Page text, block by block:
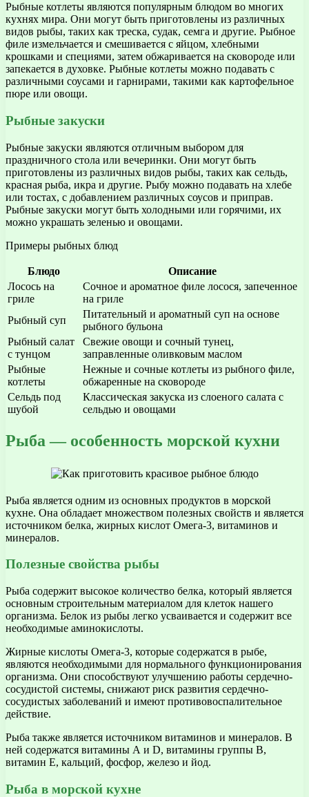
Рыбные котлеты являются популярным блюдом во многих
кухнях мира. Они могут быть приготовлены из различных
видов рыбы, таких как треска, судак, семга и другие. Рыбное
филе измельчается и смешивается с яйцом, хлебными
крошками и специями, затем обжаривается на сковороде или
запекается в духовке. Рыбные котлеты можно подавать с
различными соусами и гарнирами, такими как картофельное
пюре или овощи.
Рыбные закуски
Рыбные закуски являются отличным выбором для
праздничного стола или вечеринки. Они могут быть
приготовлены из различных видов рыбы, таких как сельдь,
красная рыба, икра и другие. Рыбу можно подавать на хлебе
или тостах, с добавлением различных соусов и приправ.
Рыбные закуски могут быть холодными или горячими, их
можно украшать зеленью и овощами.
Примеры рыбных блюд
Блюдо
Описание
Лосось на
гриле
Сочное и ароматное филе лосося, запеченное
на гриле
Рыбный суп
Питательный и ароматный суп на основе
рыбного бульона
Рыбный салат
с тунцом
Свежие овощи и сочный тунец,
заправленные оливковым маслом
Рыбные
котлеты
Нежные и сочные котлеты из рыбного филе,
обжаренные на сковороде
Сельдь под
шубой
Классическая закуска из слоеного салата с
сельдью и овощами
Рыба — особенность морской кухни
Рыба является одним из основных продуктов в морской
кухне. Она обладает множеством полезных свойств и является
источником белка, жирных кислот Омега-3, витаминов и
минералов.
Полезные свойства рыбы
Рыба содержит высокое количество белка, который является
основным строительным материалом для клеток нашего
организма. Белок из рыбы легко усваивается и содержит все
необходимые аминокислоты.
Жирные кислоты Омега-3, которые содержатся в рыбе,
являются необходимыми для нормального функционирования
организма. Они способствуют улучшению работы сердечно-
сосудистой системы, снижают риск развития сердечно-
сосудистых заболеваний и имеют противовоспалительное
действие.
Рыба также является источником витаминов и минералов. В
ней содержатся витамины А и D, витамины группы В,
витамин Е, кальций, фосфор, железо и йод.
Рыба в морской кухне